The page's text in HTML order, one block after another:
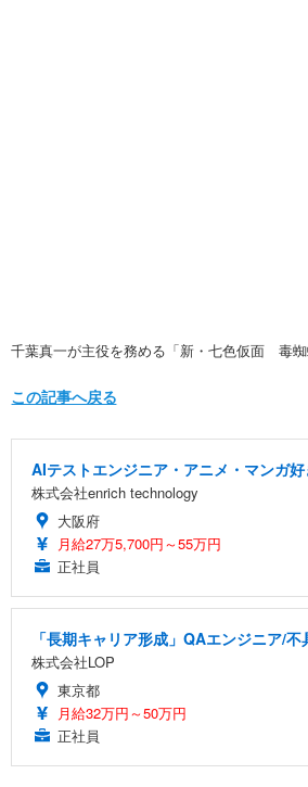
千葉真一が主役を務める「新・七色仮面 毒蜘
この記事へ戻る
AIテストエンジニア・アニメ・マンガ
株式会社enrich technology
大阪府
月給27万5,700円～55万円
正社員
「長期キャリア形成」QAエンジニア/
株式会社LOP
東京都
月給32万円～50万円
正社員